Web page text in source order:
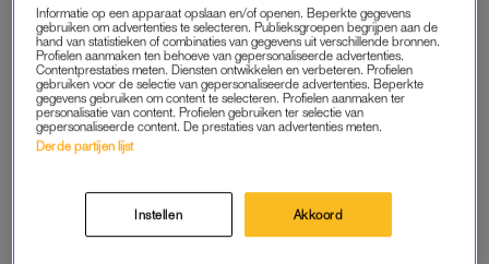
FRAGMENT GEMIST
Oude bekende brengt
kandidaten van hun stuk in
'Wie is de Mol?': 'We gaan
haar redden'
FRAGMENT GEMIST
Afvaller ‘Wie is de Mol?’ zag
exit niet aankomen: ‘Ik dacht
dat ik de test goed had
gedaan’
ADVERTORIAL
Word een professional yapper:
ontmoeten veel minder
INTERVIEW
'Wie Is De Mol?'
Informatie op een apparaat opslaan en/of openen. Beperkte gegevens
gebruiken om advertenties te selecteren. Publieksgroepen begrijpen aan de
hand van statistieken of combinaties van gegevens uit verschillende bronnen.
Profielen aanmaken ten behoeve van gepersonaliseerde advertenties.
Contentprestaties meten. Diensten ontwikkelen en verbeteren. Profielen
gebruiken voor de selectie van gepersonaliseerde advertenties. Beperkte
gegevens gebruiken om content te selecteren. Profielen aanmaken ter
personalisatie van content. Profielen gebruiken ter selectie van
gepersonaliseerde content. De prestaties van advertenties meten.
Derde partijen lijst
Instellen Akkoord